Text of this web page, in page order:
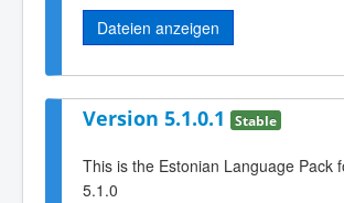
Dateien anzeigen
Version 5.1.0.1 Stable
This is the Estonian Language Pack
5.1.0